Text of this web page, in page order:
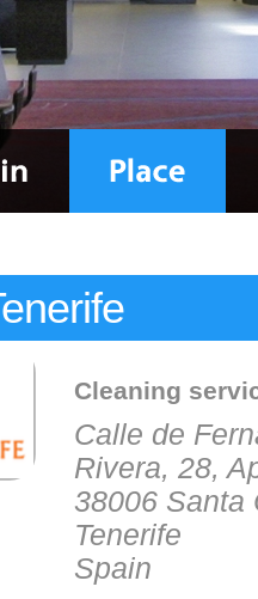
Cleaning
Calle de
Rivera, 28,
38006 Santa
Tenerife
Spain